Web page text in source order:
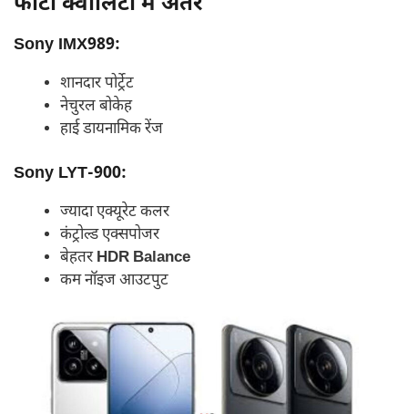
Sony IMX989:
शानदार पोर्ट्रेट
नेचुरल बोकेह
हाई डायनामिक रेंज
Sony LYT-900:
ज्यादा एक्यूरेट कलर
कंट्रोल्ड एक्सपोजर
बेहतरHDR Balance
कम नॉइज आउटपुट